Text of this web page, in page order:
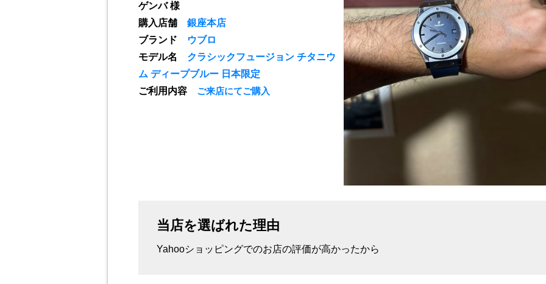
ゲンバ 様
購入店舗 銀座本店
ブランド
ウブロ
モデル名 クラシックフュージョン チタニウ
ム ディープブルー 日本限定
ご利用内容 ご来店にてご購入
当店を選ばれた理由
Yahooショッピングでのお店の評価が高かったから